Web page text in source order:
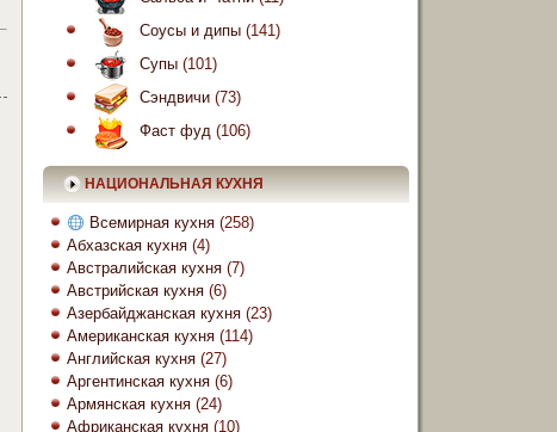
Соусы и дипы (141)
Супы (101)
Сэндвичи (73)
Фаст фуд (106)
НАЦИОНАЛЬНАЯ КУХНЯ
Всемирная кухня(258)
Абхазская кухня (4)
Австралийская кухня (7)
Австрийская кухня (6)
Азербайджанская кухня (23)
Американская кухня (114)
Английская кухня (27)
Аргентинская кухня (6)
Армянская кухня (24)
Африканская кухня (10)